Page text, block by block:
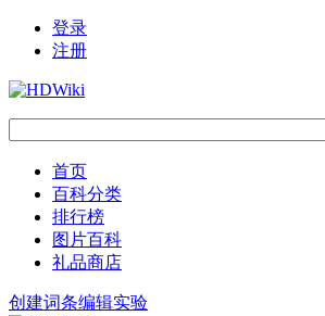
登录
注册
首页
百科分类
排行榜
图片百科
礼品商店
创建词条编辑实验